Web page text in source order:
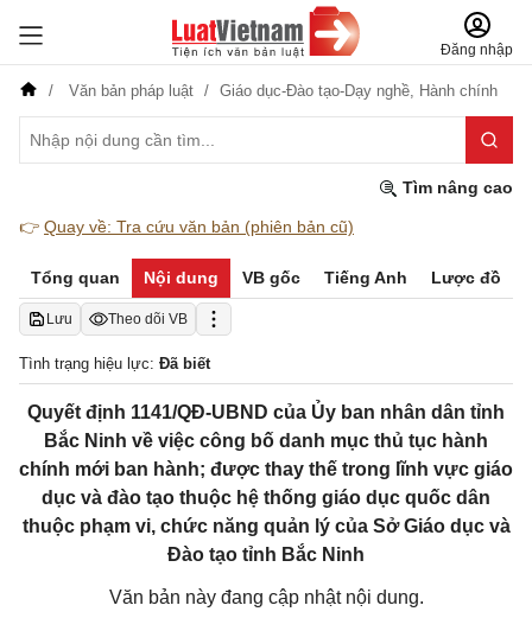
Đăng nhập
Văn bản pháp luật Giáo dục-Đào tạo-Dạy nghề, Hành chính
Tìm nâng cao
👉 Quay về: Tra cứu văn bản (phiên bản cũ)
Tổng quan Nội dung VB gốc Tiếng Anh Lược đồ
Lưu Theo dõi VB
Tình trạng hiệu lực: Đã biết
Quyết định 1141/QĐ-UBND của Ủy ban nhân dân tỉnh
Bắc Ninh về việc công bố danh mục thủ tục hành
chính mới ban hành; được thay thế trong lĩnh vực giáo
dục và đào tạo thuộc hệ thống giáo dục quốc dân
thuộc phạm vi, chức năng quản lý của Sở Giáo dục và
Đào tạo tỉnh Bắc Ninh
Văn bản này đang cập nhật nội dung.